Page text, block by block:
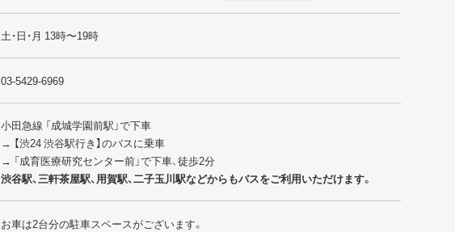
土・日・月 13時〜19時
03-5429-6969
小田急線 「成城学園前駅」で下車
→ 【渋24 渋谷駅行き】のバスに乗車
→ 「成育医療研究センター前」で下車、徒歩2分
渋谷駅、三軒茶屋駅、用賀駅、二子玉川駅などからもバスをご利用いただけます。
お車は2台分の駐車スペースがございます。